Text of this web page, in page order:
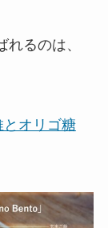
るのは、
とオリゴ糖